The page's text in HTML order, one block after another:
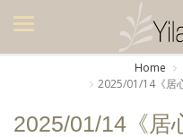
美食集
廚房集
Home
2025/01/14《居
2025/01/14《居